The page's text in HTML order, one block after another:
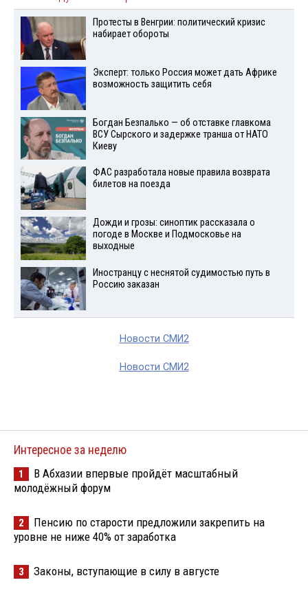
Протесты в Венгрии: политический кризис
набирает обороты
Эксперт: только Россия может дать Африке
возможность защитить себя
Богдан Безпалько — об отставке главкома
ВСУ Сырского и задержке транша от НАТО
Киеву
ФАС разработала новые правила возврата
билетов на поезда
Дожди и грозы: синоптик рассказала о
погоде в Москве и Подмосковье на
выходные
Иностранцу с неснятой судимостью путь в
Россию заказан
Новости СМИ2
Новости СМИ2
Интересное за неделю
1
В Абхазии впервые пройдёт масштабный
молодёжный форум
2
Пенсию по старости предложили закрепить на
уровне не ниже 40% от заработка
3 Законы, вступающие в силу в августе